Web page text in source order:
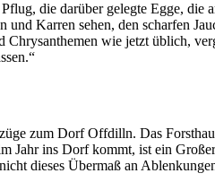
die darüber gelegte Egge,
Karren sehen, den scharfen
wie jetzt üblich,
zum Dorf Offdilln. Das
ins Dorf kommt, ist ein
dieses Übermaß an